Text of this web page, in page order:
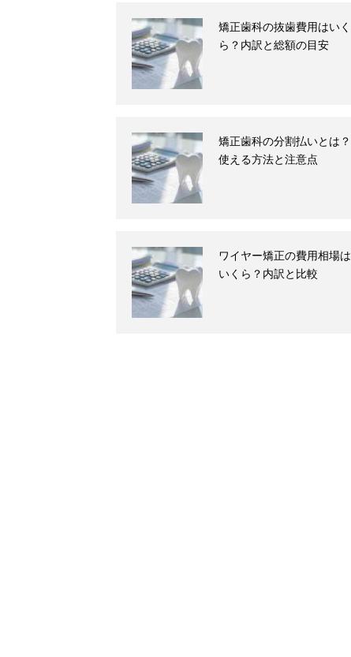
矯正歯科の抜歯費用はいく
ら？内訳と総額の目安
矯正歯科の分割払いとは？
使える方法と注意点
ワイヤー矯正の費用相場は
いくら？内訳と比較